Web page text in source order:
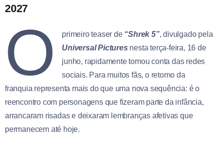
2027
O primeiro teaser de “Shrek 5”, divulgado pela
Universal Pictures nesta terça-feira, 16 de
junho, rapidamente tomou conta das redes
sociais. Para muitos fãs, o retorno da
franquia representa mais do que uma nova sequência: é o
reencontro com personagens que fizeram parte da infância,
arrancaram risadas e deixaram lembranças afetivas que
permanecem até hoje.